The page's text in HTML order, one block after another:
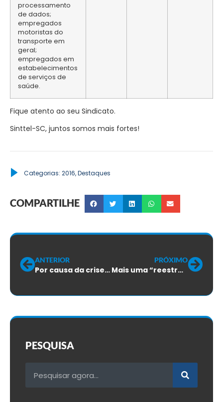
processamento
de dados;
empregados
motoristas do
transporte em
geral;
empregados em
estabelecimentos
de serviços de
saúde.
Fique atento ao seu Sindicato.
Sinttel-SC, juntos somos mais fortes!
Categorias: 2016,Destaques
COMPARTILHE
ANTERIOR
Por causa da crise, Oi pensa em demissão em massa
PRÓXIMO
Mais uma “reestruturação” na Oi
PESQUISA